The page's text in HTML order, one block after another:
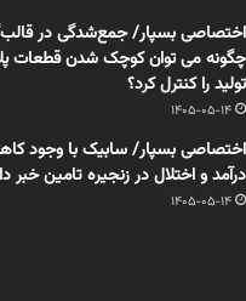
اختصاصی بسپار/ جمع‌شدگی در
چگونه می توان کوچک شدن قطعات
تولید را کنترل کرد؟
1405-05-14
اختصاصی بسپار/ سابیک با وجود
درآمد و اختلال در زنجیره تامین خبر
1405-05-14